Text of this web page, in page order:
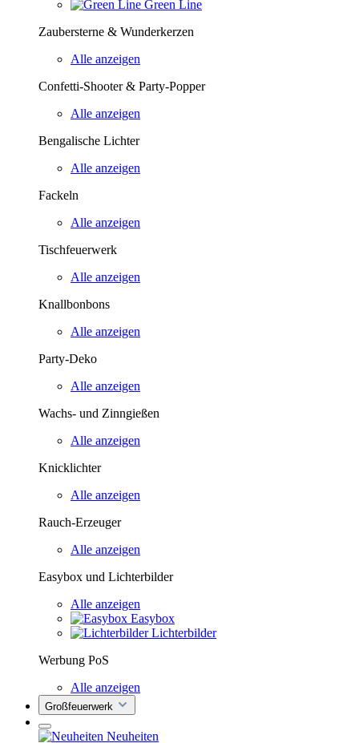
Green Line
Zaubersterne & Wunderkerzen
Alle anzeigen
Confetti-Shooter & Party-Popper
Alle anzeigen
Bengalische Lichter
Alle anzeigen
Fackeln
Alle anzeigen
Tischfeuerwerk
Alle anzeigen
Knallbonbons
Alle anzeigen
Party-Deko
Alle anzeigen
Wachs- und Zinngießen
Alle anzeigen
Knicklichter
Alle anzeigen
Rauch-Erzeuger
Alle anzeigen
Easybox und Lichterbilder
Alle anzeigen
Easybox
Lichterbilder
Werbung PoS
Alle anzeigen
Großfeuerwerk
Neuheiten